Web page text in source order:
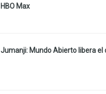
HBO Max
Jumanji: Mundo Abierto libera el